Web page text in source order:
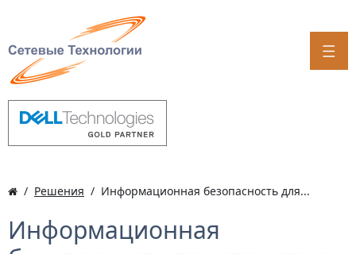
Решения Информационная безопасность для...
Информационная